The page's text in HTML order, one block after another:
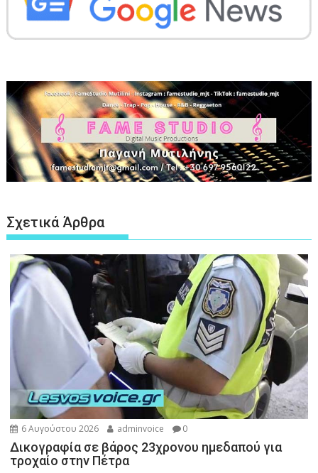
Σχετικά Άρθρα
6 Αυγούστου 2026 adminvoice 0
Δικογραφία σε βάρος 23χρονου ημεδαπού για
τροχαίο στην Πέτρα